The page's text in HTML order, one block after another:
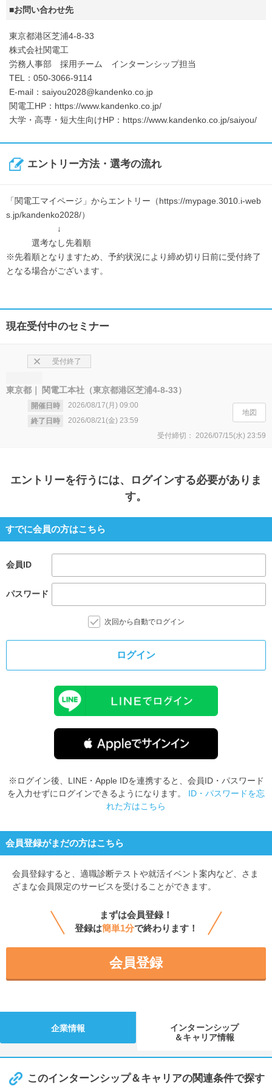
■お問い合わせ先
東京都港区芝浦4-8-33
株式会社関電工
労務人事部 採用チーム インターンシップ担当
TEL：050-3066-9114
E-mail：saiyou2028@kandenko.co.jp
関電工HP：https://www.kandenko.co.jp/
大学・高専・短大生向けHP：https://www.kandenko.co.jp/saiyou/
エントリー方法・選考の流れ
「関電工マイページ」からエントリー（https://mypage.3010.i-web
s.jp/kandenko2028/）
↓
選考なし先着順
※先着順となりますため、予約状況により締め切り日前に受付終了
となる場合がございます。
現在受付中のセミナー
東京都 関電工本社（東京都港区芝浦4-8-33）
開催日時 2026/08/17(月) 09:00
終了日時
2026/08/21(金) 23:59
受付終了
受付締切： 2026/07/15(水) 23:59
地図
エントリーを行うには、ログインする必要がありま
す。
すでに会員の方はこちら
会員ID
パスワード
次回から自動でログイン
ログイン
※ログイン後、LINE・Apple IDを連携すると、会員ID・パスワード
を入力せずにログインできるようになります。 ID・パスワードを忘
れた方はこちら
会員登録がまだの方はこちら
会員登録すると、 適職診断テストや就活イベント案内など、さま
ざまな会員限定のサービスを受けることができます。
まずは会員登録！
登録は簡単1分で終わります！
会員登録
企業情報
インターンシップ
＆キャリア情報
このインターンシップ＆キャリアの関連条件で探す